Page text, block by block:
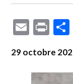
Email
29 octobre